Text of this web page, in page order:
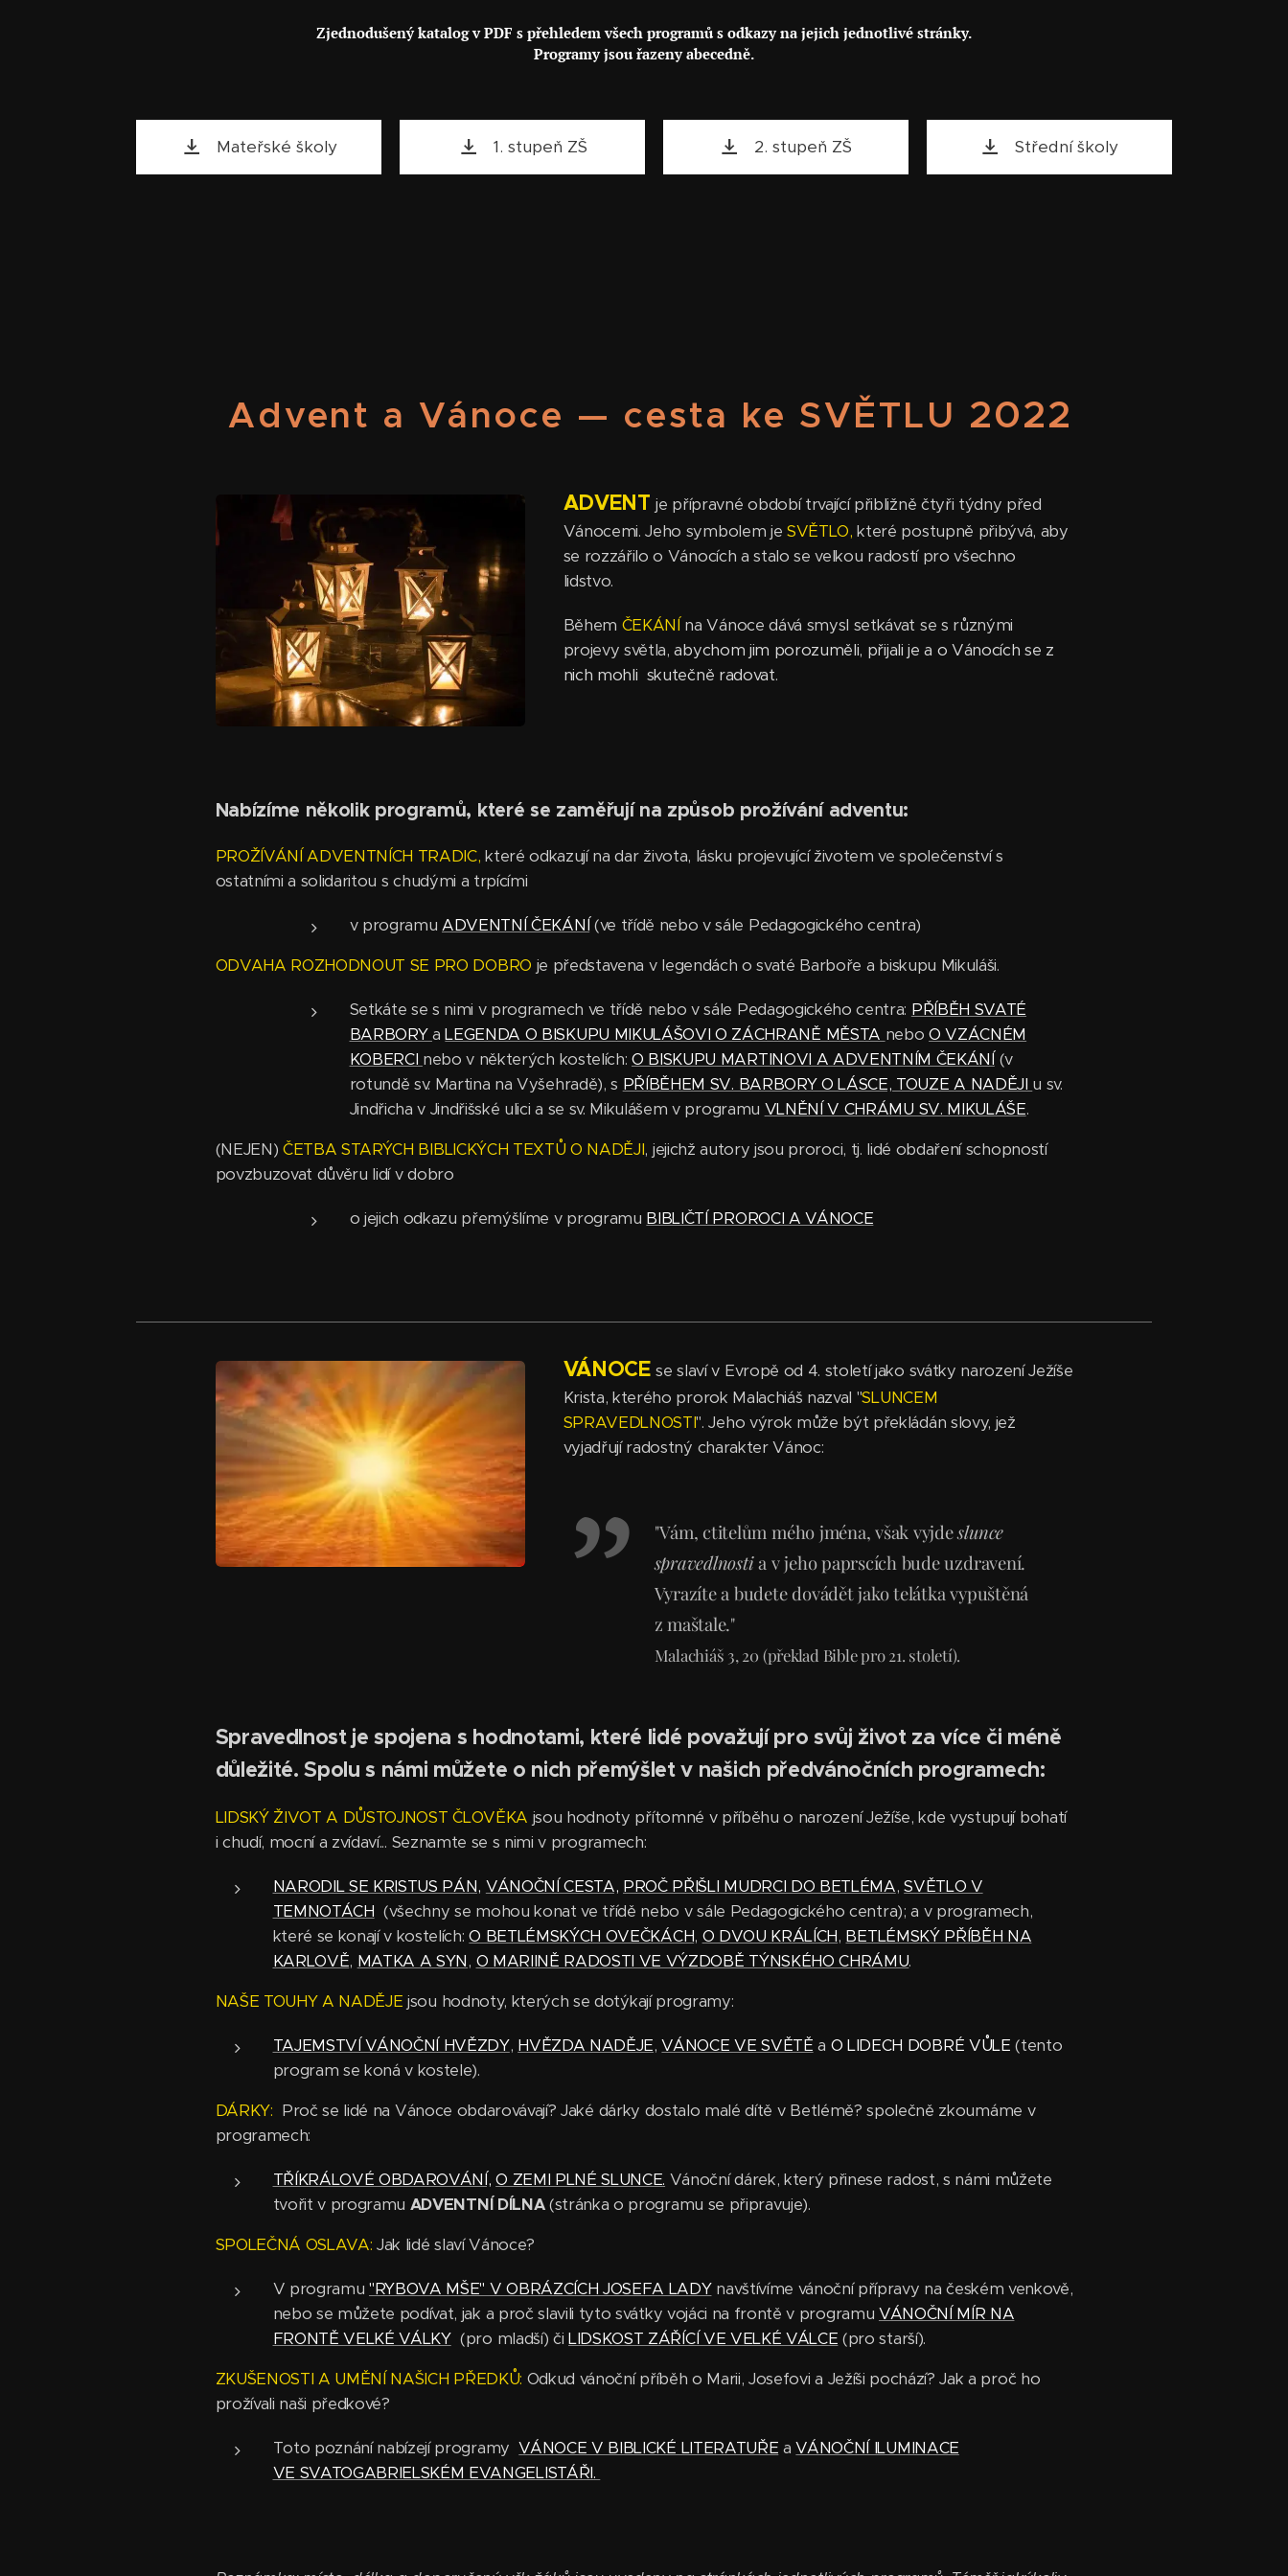
Zjednodušený katalog v PDF s přehledem všech programů s odkazy na jejich jednotlivé stránky.
Programy jsou řazeny abecedně.
Mateřské školy 1. stupeň ZŠ 2. stupeň ZŠ Střední školy
Advent a Vánoce — cesta ke SVĚTLU 2022
ADVENTje přípravné období trvající přibližně čtyři týdny před
Vánocemi. Jeho symbolem je SVĚTLO, které postupně přibývá, aby
se rozzářilo o Vánocích a stalo se velkou radostí pro všechno
lidstvo.
Během ČEKÁNÍ na Vánoce dává smysl setkávat se s různými
projevy světla,abychom jim porozuměli, přijali je a o Vánocích se z
nich mohli skutečně radovat.
Nabízíme několik programů, které se zaměřují na způsob prožívání adventu:
PROŽÍVÁNÍ ADVENTNÍCH TRADIC, které odkazují na dar života, lásku projevující životem ve společenství s
ostatními a solidaritou s chudými a trpícími
v programu ADVENTNÍ ČEKÁNÍ (ve třídě nebo v sále Pedagogického centra)
ODVAHA ROZHODNOUT SE PRO DOBRO je představena v legendách o svaté Barboře a biskupu Mikuláši.
Setkáte se s nimi v programech ve třídě nebo v sále Pedagogického centra: PŘÍBĚH SVATÉ
BARBORYaLEGENDA O BISKUPU MIKULÁŠOVI O ZÁCHRANĚ MĚSTA neboO VZÁCNÉM
KOBERCI nebo v některých kostelích: O BISKUPU MARTINOVI A ADVENTNÍM ČEKÁNÍ (v
rotundě sv. Martina na Vyšehradě), s PŘÍBĚHEM SV. BARBORY O LÁSCE, TOUZE A NADĚJI u sv.
Jindřicha v Jindřišské ulici a se sv. Mikulášem v programu VLNĚNÍ V CHRÁMU SV. MIKULÁŠE.
(NEJEN) ČETBA STARÝCH BIBLICKÝCH TEXTŮ O NADĚJI, jejichž autory jsou proroci, tj. lidé obdaření schopností
povzbuzovat důvěru lidí v dobro
o jejich odkazu přemýšlíme v programu BIBLIČTÍ PROROCI A VÁNOCE
VÁNOCEse slaví v Evropě od 4. století jako svátky narození Ježíše
Krista, kterého prorok Malachiáš nazval "SLUNCEM
SPRAVEDLNOSTI". Jeho výrok může být překládán slovy, jež
vyjadřují radostný charakter Vánoc:
"Vám, ctitelům mého jména, však vyjdeslunce
spravedlnostia v jeho paprscích bude uzdravení.
Vyrazíte a budete dovádět jako telátka vypuštěná
z maštale."
Malachiáš 3, 20 (překlad Bible pro 21. století).
Spravedlnost je spojena s hodnotami, které lidé považují pro svůj život za více či méně
důležité. Spolu s námi můžete o nich přemýšlet v našich předvánočních programech:
LIDSKÝ ŽIVOT A DŮSTOJNOST ČLOVĚKA jsou hodnoty přítomné v příběhu o narození Ježíše, kde vystupují bohatí
i chudí, mocní a zvídaví... Seznamte se s nimi v programech:
NARODIL SE KRISTUS PÁN, VÁNOČNÍ CESTA, PROČ PŘIŠLI MUDRCI DO BETLÉMA,SVĚTLO V
TEMNOTÁCH (všechny se mohou konat ve třídě nebo v sále Pedagogického centra); a v programech,
které se konají v kostelích:O BETLÉMSKÝCH OVEČKÁCH, O DVOU KRÁLÍCH, BETLÉMSKÝ PŘÍBĚH NA
KARLOVĚ, MATKA A SYN, O MARIINĚ RADOSTI VE VÝZDOBĚ TÝNSKÉHO CHRÁMU.
NAŠE TOUHY A NADĚJEjsou hodnoty, kterých se dotýkají programy:
TAJEMSTVÍ VÁNOČNÍ HVĚZDY, HVĚZDA NADĚJE,VÁNOCE VE SVĚTĚ a O LIDECH DOBRÉ VŮLE(tento
program se koná v kostele).
DÁRKY: Proč se lidé na Vánoce obdarovávají? Jaké dárky dostalo malé dítě v Betlémě? společně zkoumáme v
programech:
TŘÍKRÁLOVÉ OBDAROVÁNÍ, O ZEMI PLNÉ SLUNCE. Vánoční dárek, který přinese radost, s námi můžete
tvořit v programu ADVENTNÍ DÍLNA(stránka o programu se připravuje).
SPOLEČNÁ OSLAVA:Jak lidé slaví Vánoce?
V programu "RYBOVA MŠE" V OBRÁZCÍCH JOSEFA LADYnavštívíme vánoční přípravy na českém venkově,
nebo se můžete podívat, jak a proč slavili tyto svátky vojáci na frontě v programu VÁNOČNÍ MÍR NA
FRONTĚ VELKÉ VÁLKY(pro mladší) či LIDSKOST ZÁŘÍCÍ VE VELKÉ VÁLCE (pro starší).
ZKUŠENOSTI A UMĚNÍ NAŠICH PŘEDKŮ: Odkud vánoční příběh o Marii, Josefovi a Ježíši pochází? Jak a proč ho
prožívali naši předkové?
Toto poznání nabízejí programyVÁNOCE V BIBLICKÉ LITERATUŘE aVÁNOČNÍ ILUMINACE
VE SVATOGABRIELSKÉM EVANGELISTÁŘI.